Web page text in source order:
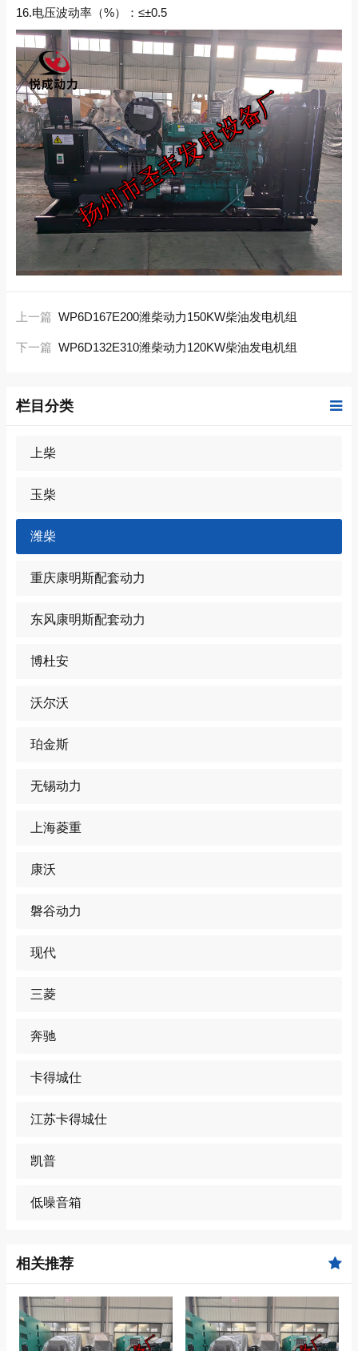
16.电压波动率（%）：≤±0.5
上一篇 WP6D167E200潍柴动力150KW柴油发电机组
下一篇 WP6D132E310潍柴动力120KW柴油发电机组
栏目分类
上柴
玉柴
潍柴
重庆康明斯配套动力
东风康明斯配套动力
博杜安
沃尔沃
珀金斯
无锡动力
上海菱重
康沃
磐谷动力
现代
三菱
奔驰
卡得城仕
江苏卡得城仕
凯普
低噪音箱
相关推荐